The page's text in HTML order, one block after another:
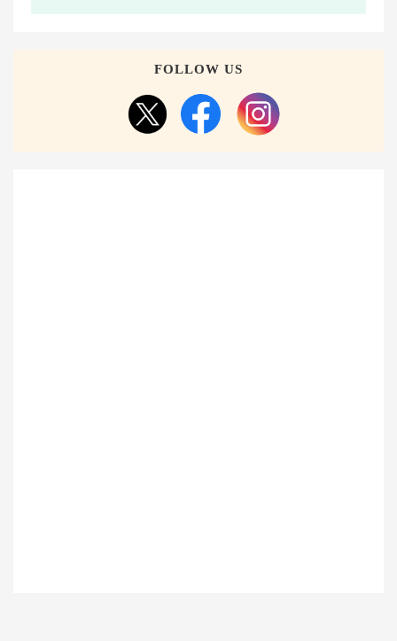
FOLLOW US